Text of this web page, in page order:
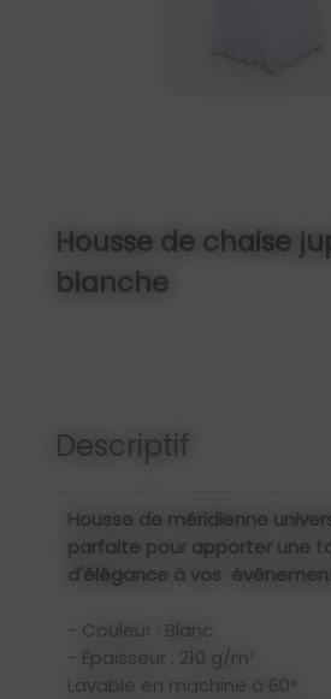
Housse de chaise
blanche
Descriptif
Housse de méridienne
parfaite pour apporter une
d'élégance à vos
- Couleur : Blanc
- Épaisseur : 210 g/m²
Lavable en machine à 60°